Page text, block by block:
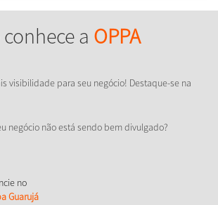
a OPPA
visibilidade para seu negócio! Destaque-se na
negócio não está sendo bem divulgado?
no
Guarujá